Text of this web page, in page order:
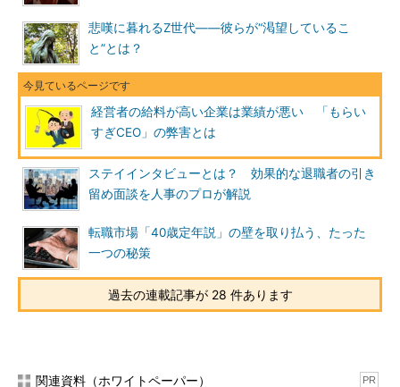
悲嘆に暮れるZ世代――彼らが“渇望しているこ
と”とは？
経営者の給料が高い企業は業績が悪い 「もらい
すぎCEO」の弊害とは
ステイインタビューとは？ 効果的な退職者の引き
留め面談を人事のプロが解説
転職市場「40歳定年説」の壁を取り払う、たった
一つの秘策
過去の連載記事が 28 件あります
関連資料（ホワイトペーパー） PR